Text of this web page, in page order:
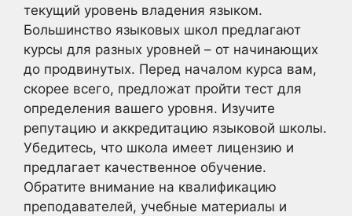
текущий уровень владения языком.
Большинство языковых школ предлагают
курсы для разных уровней – от начинающих
до продвинутых. Перед началом курса вам,
скорее всего, предложат пройти тест для
определения вашего уровня. Изучите
репутацию и аккредитацию языковой школы.
Убедитесь, что школа имеет лицензию и
предлагает качественное обучение.
Обратите внимание на квалификацию
преподавателей, учебные материалы и